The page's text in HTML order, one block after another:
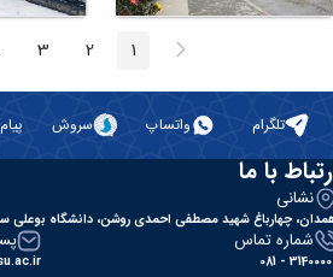
پیغام
قبلی صفحه1 صفحه2 صفحه3
تلگرام واتساپ سروش
با ما
نشانی
چهارباغ شهید مصطفی احمدی روشن، دانشگاه بوعلی
شماره تماس
31400000 -